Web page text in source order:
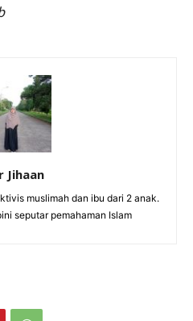
Jihaan
muslimah dan ibu dari 2 anak.
seputar pemahaman Islam